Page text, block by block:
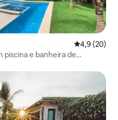
4,9 de uma
4,9 (20)
piscina e banheira de
dos hóspedes